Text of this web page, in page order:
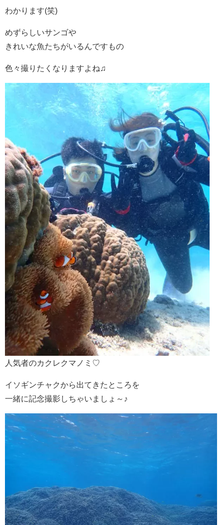
わかります(笑)
めずらしいサンゴや
きれいな魚たちがいるんですもの
色々撮りたくなりますよね♫
人気者のカクレクマノミ♡
イソギンチャクから出てきたところを
一緒に記念撮影しちゃいましょ～♪